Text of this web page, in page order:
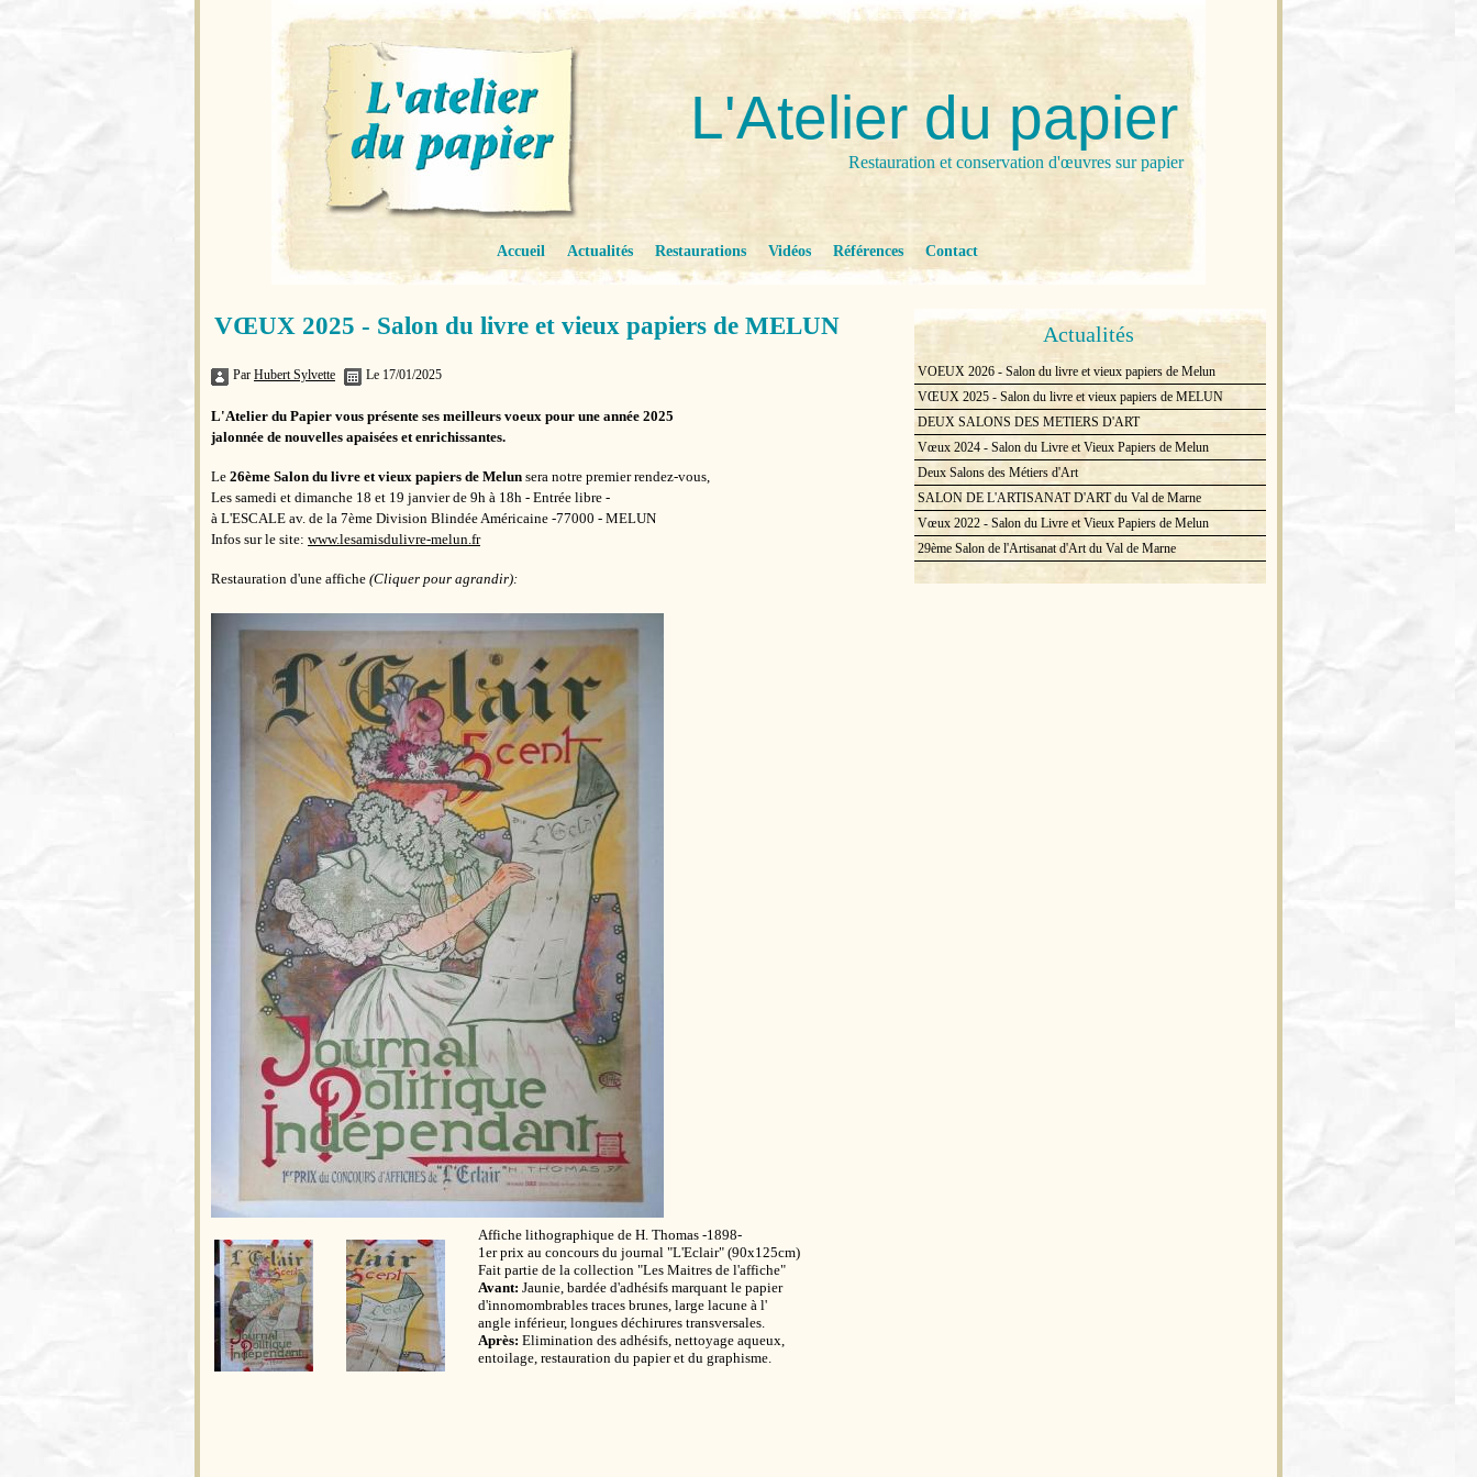
L'Atelier du papier
Restauration et conservation d'œuvres sur papier
Accueil Actualités Restaurations Vidéos Références Contact
Actualités
VOEUX 2026 - Salon du livre et vieux papiers de Melun
VŒUX 2025 - Salon du livre et vieux papiers de MELUN
DEUX SALONS DES METIERS D'ART
Vœux 2024 - Salon du Livre et Vieux Papiers de Melun
Deux Salons des Métiers d'Art
SALON DE L'ARTISANAT D'ART du Val de Marne
Vœux 2022 - Salon du Livre et Vieux Papiers de Melun
29ème Salon de l'Artisanat d'Art du Val de Marne
VŒUX 2025 - Salon du livre et vieux papiers de MELUN
Par Hubert Sylvette Le 17/01/2025
L'Atelier du Papier vous présente ses meilleurs voeux pour une année 2025
jalonnée de nouvelles apaisées et enrichissantes.
Le 26ème Salon du livre et vieux papiers de Melun sera notre premier rendez-vous,
Les samedi et dimanche 18 et 19 janvier de 9h à 18h - Entrée libre -
à L'ESCALE av. de la 7ème Division Blindée Américaine -77000 - MELUN
Infos sur le site: www.lesamisdulivre-melun.fr
Restauration d'une affiche (Cliquer pour agrandir):
Affiche lithographique de H. Thomas -1898-
1er prix au concours du journal "L'Eclair" (90x125cm)
Fait partie de la collection "Les Maitres de l'affiche"
Avant: Jaunie, bardée d'adhésifs marquant le papier
d'innomombrables traces brunes, large lacune à l'
angle inférieur, longues déchirures transversales.
Après: Elimination des adhésifs, nettoyage aqueux,
entoilage, restauration du papier et du graphisme.